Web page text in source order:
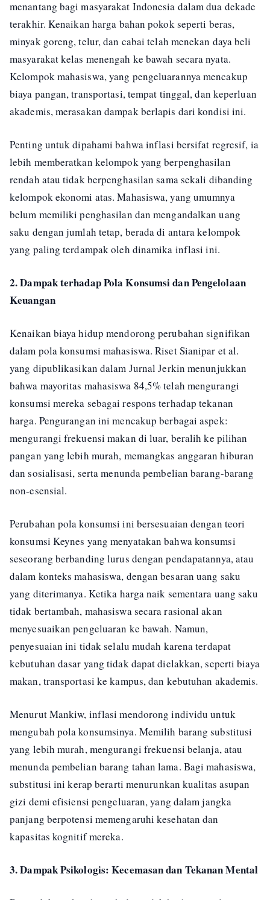
menantang bagi masyarakat Indonesia dalam dua dekade
terakhir. Kenaikan harga bahan pokok seperti beras,
minyak goreng, telur, dan cabai telah menekan daya beli
masyarakat kelas menengah ke bawah secara nyata.
Kelompok mahasiswa, yang pengeluarannya mencakup
biaya pangan, transportasi, tempat tinggal, dan keperluan
akademis, merasakan dampak berlapis dari kondisi ini.
Penting untuk dipahami bahwa inflasi bersifat regresif, ia
lebih memberatkan kelompok yang berpenghasilan
rendah atau tidak berpenghasilan sama sekali dibanding
kelompok ekonomi atas. Mahasiswa, yang umumnya
belum memiliki penghasilan dan mengandalkan uang
saku dengan jumlah tetap, berada di antara kelompok
yang paling terdampak oleh dinamika inflasi ini.
2. Dampak terhadap Pola Konsumsi dan Pengelolaan
Keuangan
Kenaikan biaya hidup mendorong perubahan signifikan
dalam pola konsumsi mahasiswa. Riset Sianipar et al.
yang dipublikasikan dalam Jurnal Jerkin menunjukkan
bahwa mayoritas mahasiswa 84,5% telah mengurangi
konsumsi mereka sebagai respons terhadap tekanan
harga. Pengurangan ini mencakup berbagai aspek:
mengurangi frekuensi makan di luar, beralih ke pilihan
pangan yang lebih murah, memangkas anggaran hiburan
dan sosialisasi, serta menunda pembelian barang-barang
non-esensial.
Perubahan pola konsumsi ini bersesuaian dengan teori
konsumsi Keynes yang menyatakan bahwa konsumsi
seseorang berbanding lurus dengan pendapatannya, atau
dalam konteks mahasiswa, dengan besaran uang saku
yang diterimanya. Ketika harga naik sementara uang saku
tidak bertambah, mahasiswa secara rasional akan
menyesuaikan pengeluaran ke bawah. Namun,
penyesuaian ini tidak selalu mudah karena terdapat
kebutuhan dasar yang tidak dapat dielakkan, seperti biaya
makan, transportasi ke kampus, dan kebutuhan akademis.
Menurut Mankiw, inflasi mendorong individu untuk
mengubah pola konsumsinya. Memilih barang substitusi
yang lebih murah, mengurangi frekuensi belanja, atau
menunda pembelian barang tahan lama. Bagi mahasiswa,
substitusi ini kerap berarti menurunkan kualitas asupan
gizi demi efisiensi pengeluaran, yang dalam jangka
panjang berpotensi memengaruhi kesehatan dan
kapasitas kognitif mereka.
3. Dampak Psikologis: Kecemasan dan Tekanan Mental